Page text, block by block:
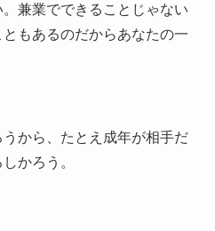
兼業でできることじゃない
もあるのだからあなたの一
から、たとえ成年が相手だ
かろう。